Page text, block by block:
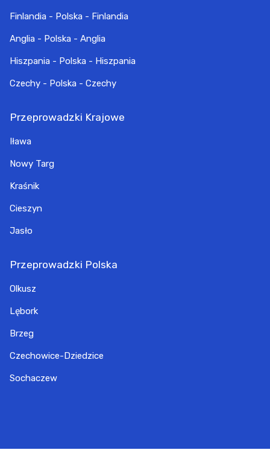
Finlandia - Polska - Finlandia
Anglia - Polska - Anglia
Hiszpania - Polska - Hiszpania
Czechy - Polska - Czechy
Przeprowadzki Krajowe
Iława
Nowy Targ
Kraśnik
Cieszyn
Jasło
Przeprowadzki Polska
Olkusz
Lębork
Brzeg
Czechowice-Dziedzice
Sochaczew